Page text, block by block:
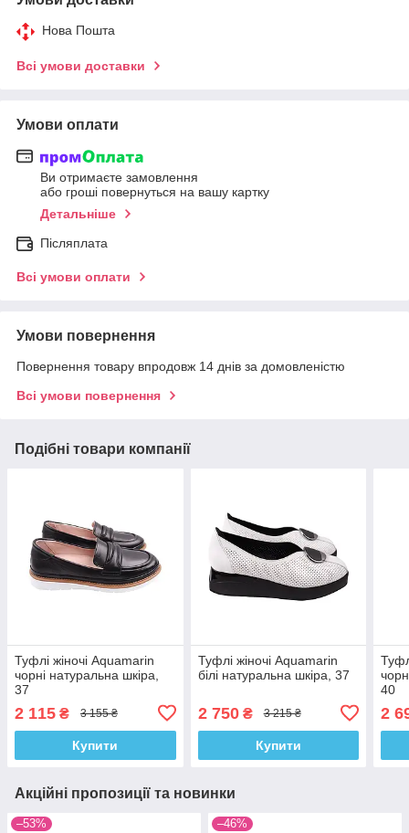
Нова Пошта
Всі умови доставки
Умови оплати
Ви отримаєте замовлення
або гроші повернуться на вашу картку
Детальніше
Післяплата
Всі умови оплати
Умови повернення
Повернення товару впродовж 14 днів за домовленістю
Всі умови повернення
Подібні товари компанії
Туфлі жіночі Aquamarin
чорні натуральна шкіра,
37
2 115 ₴ 3 155 ₴
Купити
Туфлі жіночі Aquamarin
білі натуральна шкіра, 37
2 750₴ 3 215 ₴
Купити
40
2
Акційні пропозиції та новинки
–53% –46%